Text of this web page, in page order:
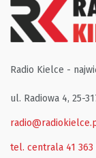
Radio Kielce -
ul. Radiowa 4, 25-
tel. centrala 41 363